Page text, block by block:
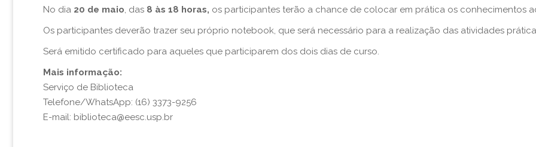
No dia 20 de maio, das 8 às 18 horas, os participantes terão a chance de colocar em prática os conhecimentos
Os participantes deverão trazer seu próprio notebook, que será necessário para a realização das atividades
Será emitido certificado para aqueles que participarem dos dois dias de curso.
Mais informação:
Serviço de Biblioteca
Telefone/WhatsApp: (16) 3373-9256
E-mail: biblioteca@eesc.usp.br